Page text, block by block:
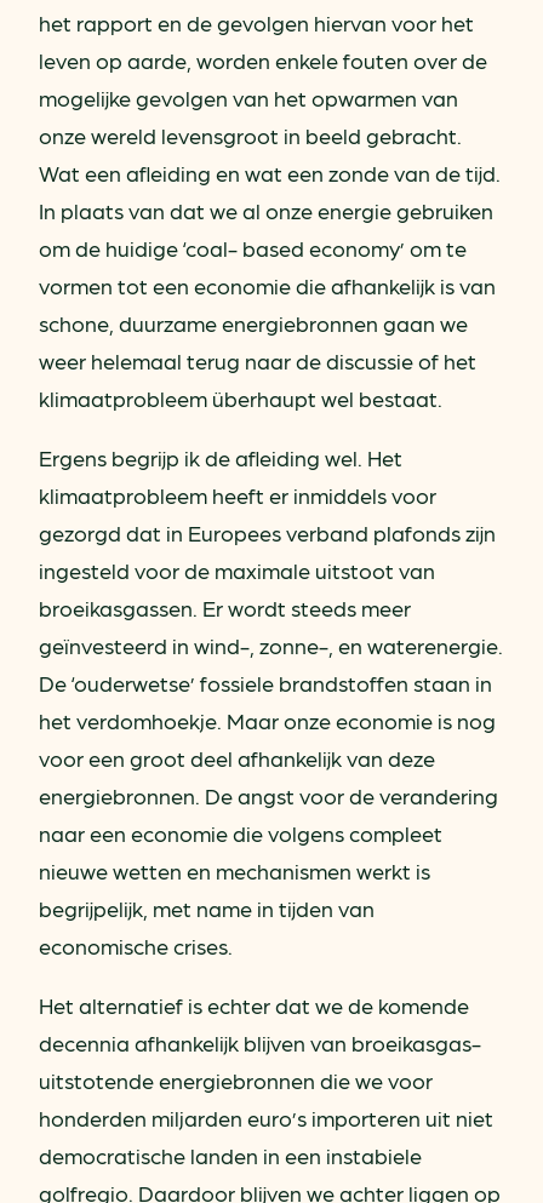
het rapport en de gevolgen hiervan voor het
leven op aarde, worden enkele fouten over de
mogelijke gevolgen van het opwarmen van
onze wereld levensgroot in beeld gebracht.
Wat een afleiding en wat een zonde van de tijd.
In plaats van dat we al onze energie gebruiken
om de huidige ‘coal- based economy’ om te
vormen tot een economie die afhankelijk is van
schone, duurzame energiebronnen gaan we
weer helemaal terug naar de discussie of het
klimaatprobleem überhaupt wel bestaat.
Ergens begrijp ik de afleiding wel. Het
klimaatprobleem heeft er inmiddels voor
gezorgd dat in Europees verband plafonds zijn
ingesteld voor de maximale uitstoot van
broeikasgassen. Er wordt steeds meer
geïnvesteerd in wind-, zonne-, en waterenergie.
De ‘ouderwetse’ fossiele brandstoffen staan in
het verdomhoekje. Maar onze economie is nog
voor een groot deel afhankelijk van deze
energiebronnen. De angst voor de verandering
naar een economie die volgens compleet
nieuwe wetten en mechanismen werkt is
begrijpelijk, met name in tijden van
economische crises.
Het alternatief is echter dat we de komende
decennia afhankelijk blijven van broeikasgas-
uitstotende energiebronnen die we voor
honderden miljarden euro’s importeren uit niet
democratische landen in een instabiele
golfregio. Daardoor blijven we achter liggen op